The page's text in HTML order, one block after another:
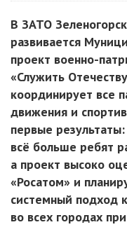
В ЗАТО
развивается
проект военно-
«Служить
координирует все
движения и
первые
всё больше ребят
а проект высоко
«Росатом» и
системный подход
во всех городах